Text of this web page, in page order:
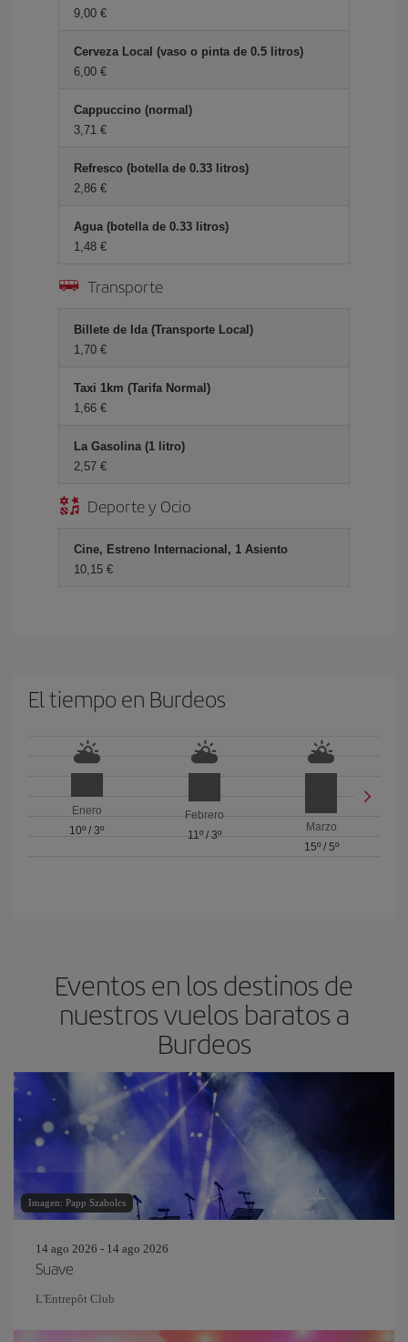
9,00 €
Cerveza Local (vaso o pinta de 0.5 litros)
6,00 €
Cappuccino (normal)
3,71 €
Refresco (botella de 0.33 litros)
2,86 €
Agua (botella de 0.33 litros)
1,48 €
Transporte
Billete de Ida (Transporte Local)
1,70 €
Taxi 1km (Tarifa Normal)
1,66 €
La Gasolina (1 litro)
2,57 €
Deporte y Ocio
Cine, Estreno Internacional, 1 Asiento
10,15 €
El tiempo en Burdeos
Enero
10º /3º
Febrero
11º/ 3º
Marzo
15º/ 5º
Eventos en los destinos de
nuestros vuelos baratos a
Burdeos
Imagen: Papp Szabolcs
14 ago 2026 - 14 ago 2026
Suave
L'Entrepôt Club